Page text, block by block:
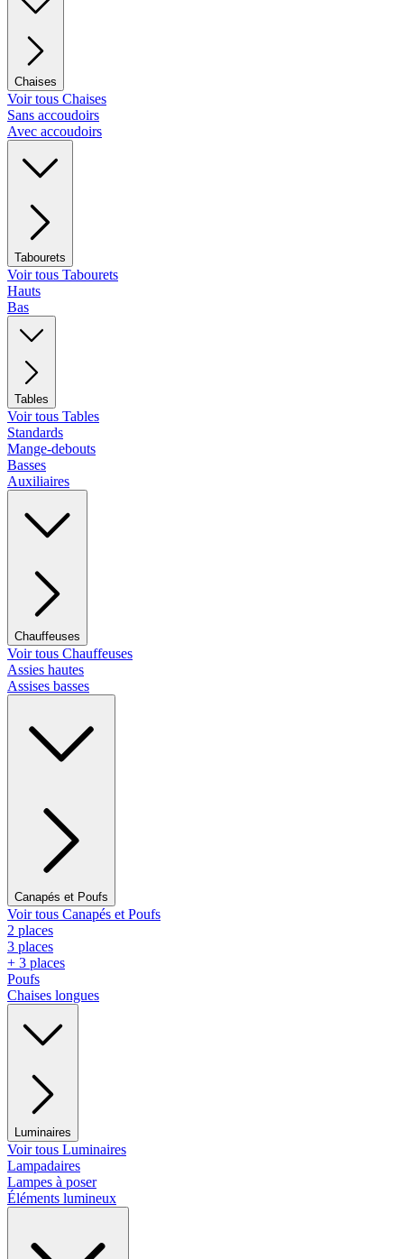
Chaises
Voir tous Chaises
Sans accoudoirs
Avec accoudoirs
Tabourets
Voir tous Tabourets
Hauts
Bas
Tables
Voir tous Tables
Standards
Mange-debouts
Basses
Auxiliaires
Chauffeuses
Voir tous Chauffeuses
Assies hautes
Assises basses
Canapés et Poufs
Voir tous Canapés et Poufs
2 places
3 places
+ 3 places
Poufs
Chaises longues
Luminaires
Voir tous Luminaires
Lampadaires
Lampes à poser
Éléments lumineux